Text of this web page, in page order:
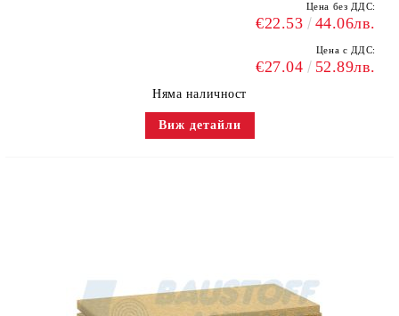
Цена без ДДС:
€22.53 44.06лв.
Цена с ДДС:
€27.04 52.89лв.
Няма наличност
Виж детайли